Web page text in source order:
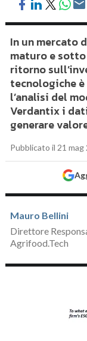
In un mercato
maturo e
ritorno
tecnologiche
l’analisi del
Verdantix i
generare
Pubblicato il 21 mag
Mauro Bellini
Direttore
Agrifood.Tech